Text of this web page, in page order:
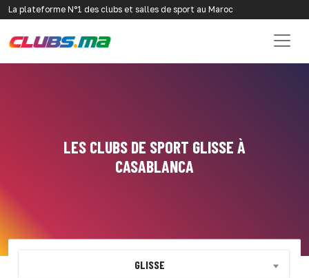
La plateforme N°1 des clubs et salles de sport au Maroc
LES CLUBS DE SPORT GLISSE À
CASABLANCA
GLISSE